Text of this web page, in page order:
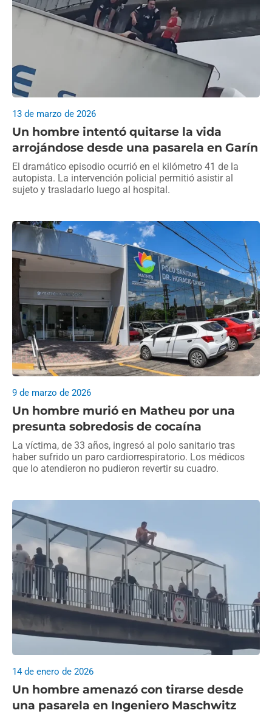
Un hombre intentó quitarse la vida
arrojándose desde una pasarela en Garín
13 de marzo de 2026
El dramático episodio ocurrió en el kilómetro 41 de la
autopista. La intervención policial permitió asistir al
sujeto y trasladarlo luego al hospital.
Un hombre murió en Matheu por una
presunta sobredosis de cocaína
9 de marzo de 2026
La víctima, de 33 años, ingresó al polo sanitario tras
haber sufrido un paro cardiorrespiratorio. Los médicos
que lo atendieron no pudieron revertir su cuadro.
Un hombre amenazó con tirarse desde
una pasarela en Ingeniero Maschwitz
14 de enero de 2026